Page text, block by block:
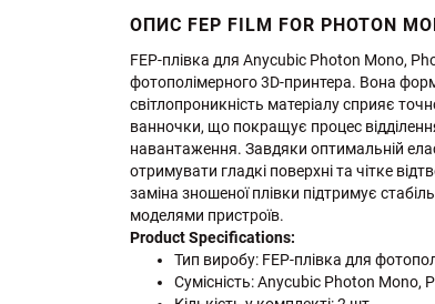
ОПИС FEP FILM FOR PHOTON
FEP-плівка для Anycubic Photon Mono,
фотополімерного 3D-принтера. Вона
світлопроникність матеріалу сприяє
ванночки, що покращує процес
навантаження. Завдяки оптимальній
отримувати гладкі поверхні та чітке
заміна зношеної плівки підтримує
моделями пристроїв.
Product Specifications:
Тип виробу: FEP-плівка для
Сумісність: Anycubic Photon Mono,